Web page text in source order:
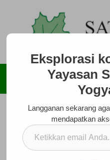
Eksplorasi
Yayasan
Langganan sekarang
mendapatkan
Ketikkan
email